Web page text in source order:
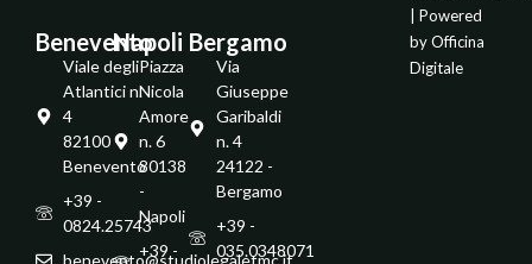
Benevento
Viale degli
Atlantici n.
4
82100 -
Benevento
+39 -
0824.25743
Napoli
Piazza
Nicola
Amore
n. 6
80138
-
Napoli
+39 -
Bergamo
Via
Giuseppe
Garibaldi
n. 4
24122 -
Bergamo
+39 -
035.0348071
| Powered
byOfficina
Digitale